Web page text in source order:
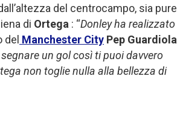
del centrocampo, sia pure
di Ortega : “Donley ha realizzato
Manchester City Pep Guardiola
un gol così ti puoi davvero
non toglie nulla alla bellezza di